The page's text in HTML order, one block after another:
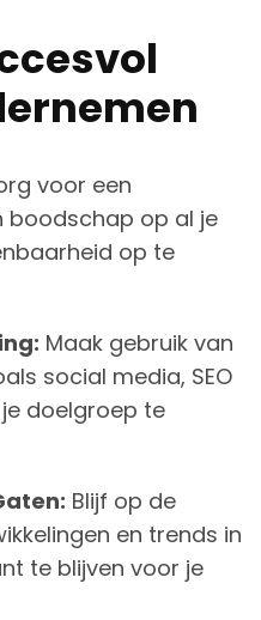
voor een
boodschap op al je
op te
Maak gebruik van
social media, SEO
doelgroep te
Blijf op de
en trends in
te blijven voor je